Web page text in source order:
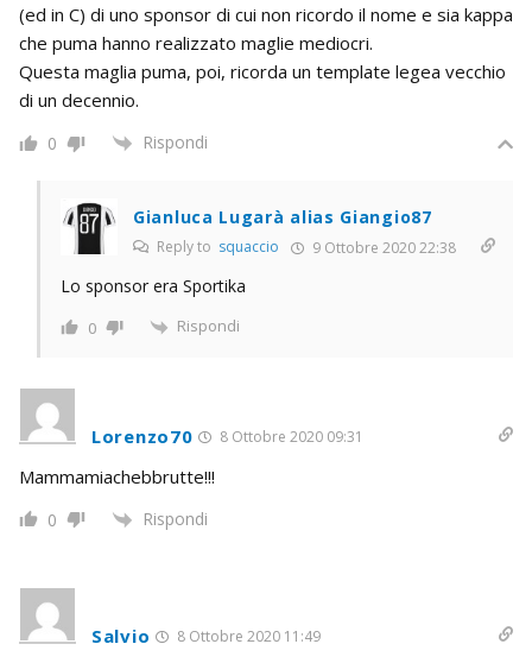
(ed in C) di uno sponsor di cui non ricordo il nome e sia kappa
che puma hanno realizzato maglie mediocri.
Questa maglia puma, poi, ricorda un template legea vecchio
di un decennio.
0 Rispondi
Gianluca Lugarà alias Giangio87
Reply to squaccio 9 Ottobre 2020 22:38
Lo sponsor era Sportika
0 Rispondi
Lorenzo70 8 Ottobre 2020 09:31
Mammamiachebbrutte!!!
0 Rispondi
Salvio 8 Ottobre 2020 11:49